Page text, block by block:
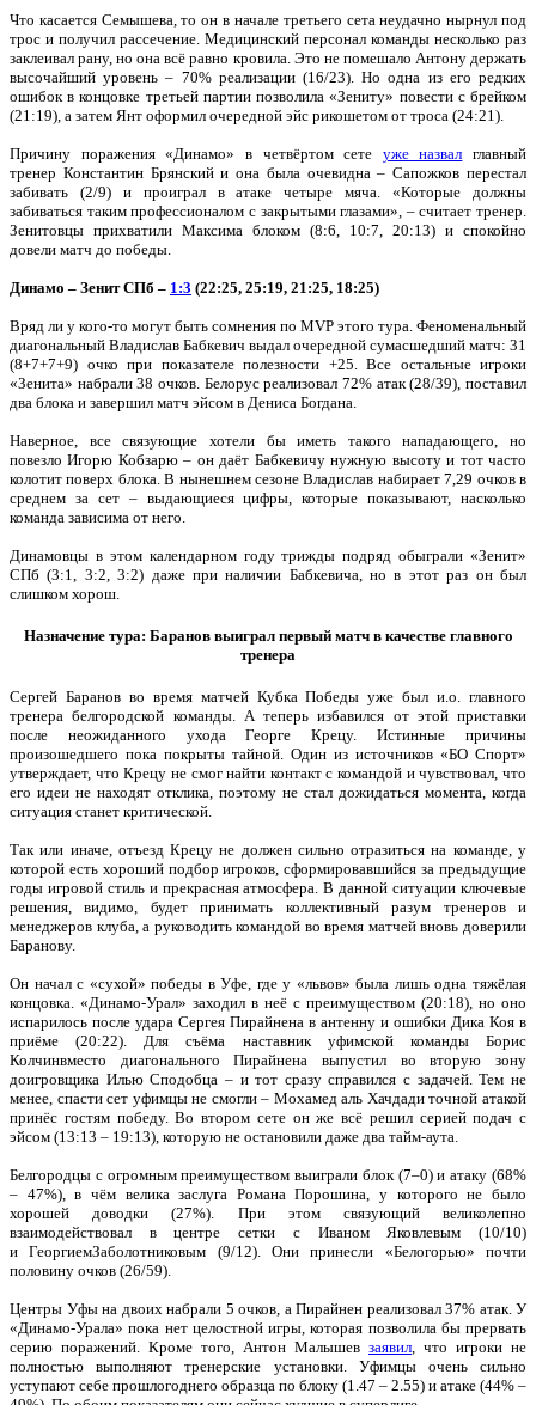
Что касается Семышева, то он в начале третьего сета неудачно нырнул под
трос и получил рассечение. Медицинский персонал команды несколько раз
заклеивал рану, но она всё равно кровила. Это не помешало Антону держать
высочайший уровень – 70% реализации (16/23). Но одна из его редких
ошибок в концовке третьей партии позволила «Зениту» повести с брейком
(21:19), а затем Янт оформил очередной эйс рикошетом от троса (24:21).
Причину поражения «Динамо» в четвёртом сете уже назвал главный
тренер Константин Брянский и она была очевидна – Сапожков перестал
забивать (2/9) и проиграл в атаке четыре мяча. «Которые должны
забиваться таким профессионалом с закрытыми глазами», – считает тренер.
Зенитовцы прихватили Максима блоком (8:6, 10:7, 20:13) и спокойно
довели матч до победы.
Динамо – Зенит СПб – 1:3 (22:25, 25:19, 21:25, 18:25)
Вряд ли у кого-то могут быть сомнения по MVP этого тура. Феноменальный
диагональный Владислав Бабкевич выдал очередной сумасшедший матч: 31
(8+7+7+9) очко при показателе полезности +25. Все остальные игроки
«Зенита» набрали 38 очков. Белорус реализовал 72% атак (28/39), поставил
два блока и завершил матч эйсом в Дениса Богдана.
Наверное, все связующие хотели бы иметь такого нападающего, но
повезло Игорю Кобзарю – он даёт Бабкевичу нужную высоту и тот часто
колотит поверх блока. В нынешнем сезоне Владислав набирает 7,29 очков в
среднем за сет – выдающиеся цифры, которые показывают, насколько
команда зависима от него.
Динамовцы в этом календарном году трижды подряд обыграли «Зенит»
СПб (3:1, 3:2, 3:2) даже при наличии Бабкевича, но в этот раз он был
слишком хорош.
Назначение тура: Баранов выиграл первый матч в качестве главного
тренера
Сергей Баранов во время матчей Кубка Победы уже был и.о. главного
тренера белгородской команды. А теперь избавился от этой приставки
после неожиданного ухода Георге Крецу. Истинные причины
произошедшего пока покрыты тайной. Один из источников «БО Спорт»
утверждает, что Крецу не смог найти контакт с командой и чувствовал, что
его идеи не находят отклика, поэтому не стал дожидаться момента, когда
ситуация станет критической.
Так или иначе, отъезд Крецу не должен сильно отразиться на команде, у
которой есть хороший подбор игроков, сформировавшийся за предыдущие
годы игровой стиль и прекрасная атмосфера. В данной ситуации ключевые
решения, видимо, будет принимать коллективный разум тренеров и
менеджеров клуба, а руководить командой во время матчей вновь доверили
Баранову.
Он начал с «сухой» победы в Уфе, где у «львов» была лишь одна тяжёлая
концовка. «Динамо-Урал» заходил в неё с преимуществом (20:18), но оно
испарилось после удара Сергея Пирайнена в антенну и ошибки Дика Коя в
приёме (20:22). Для съёма наставник уфимской команды Борис
Колчинвместо диагонального Пирайнена выпустил во вторую зону
доигровщика Илью Сподобца – и тот сразу справился с задачей. Тем не
менее, спасти сет уфимцы не смогли – Мохамед аль Хачдади точной атакой
принёс гостям победу. Во втором сете он же всё решил серией подач с
эйсом (13:13 – 19:13), которую не остановили даже два тайм-аута.
Белгородцы с огромным преимуществом выиграли блок (7–0) и атаку (68%
– 47%), в чём велика заслуга Романа Порошина, у которого не было
хорошей доводки (27%). При этом связующий великолепно
взаимодействовал в центре сетки с Иваном Яковлевым (10/10)
и ГеоргиемЗаболотниковым (9/12). Они принесли «Белогорью» почти
половину очков (26/59).
Центры Уфы на двоих набрали 5 очков, а Пирайнен реализовал 37% атак. У
«Динамо-Урала» пока нет целостной игры, которая позволила бы прервать
серию поражений. Кроме того, Антон Малышев заявил , что игроки не
полностью выполняют тренерские установки. Уфимцы очень сильно
уступают себе прошлогоднего образца по блоку (1.47 – 2.55) и атаке (44% –